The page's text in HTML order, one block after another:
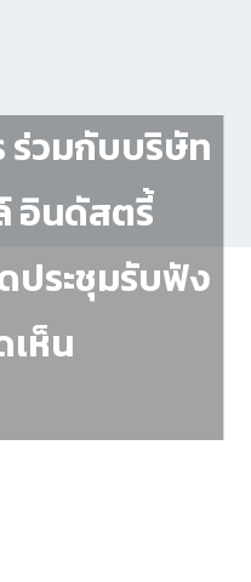
ร่วมกับบริษัท
อินดัสตรี้
ประชุมรับฟัง
เห็น